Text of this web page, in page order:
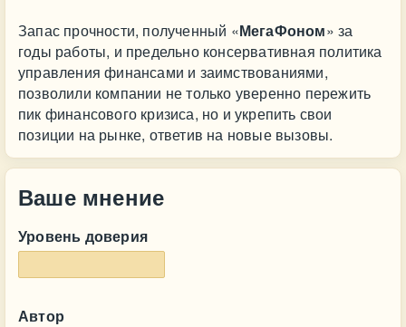
Запас прочности, полученный «МегаФоном» за
годы работы, и предельно консервативная политика
управления финансами и заимствованиями,
позволили компании не только уверенно пережить
пик финансового кризиса, но и укрепить свои
позиции на рынке, ответив на новые вызовы.
Ваше мнение
Уровень доверия
Автор